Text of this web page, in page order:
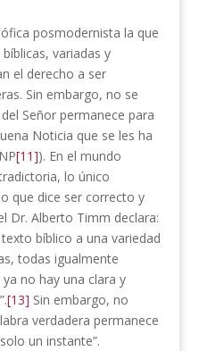
posmodernista la que
variadas y
el derecho a ser
Sin embargo, no se
Señor permanece para
Noticia que se les ha
[11]). En el mundo
lo único
que dice ser correcto y
Dr. Alberto Timm declara:
bíblico a una variedad
todas igualmente
no hay una clara y
[13] Sin embargo, no
verdadera permanece
un instante”.